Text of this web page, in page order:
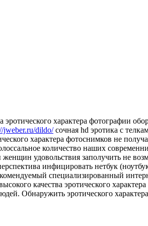
эротического характера фотографии
jweber.ru/dildo/сочная hd эротика с
характера фотоснимков не
количество наших
удовольствия заполучить не
инфицировать нетбук
специализированный
качества эротического
Обнаружить эротического